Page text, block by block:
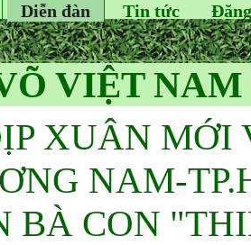
Diễn đàn Tin tức
VIỆT
XUÂN MỚI
NAM-
BÀ CON